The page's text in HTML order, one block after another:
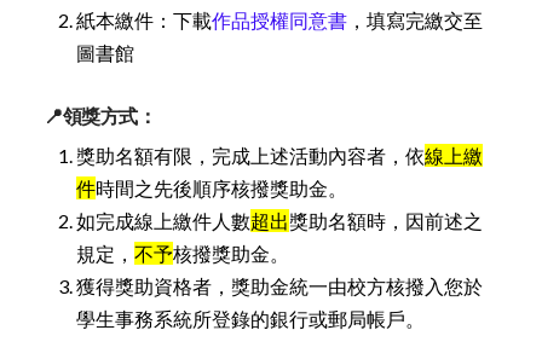
紙本繳件：下載作品授權同意書，填寫完繳交至
圖書館
📍領獎方式：
獎助名額有限，完成上述活動內容者，依線上繳
件時間之先後順序核撥獎助金。
如完成線上繳件人數超出獎助名額時，因前述之
規定， 不予核撥獎助金。
獲得獎助資格者，獎助金統一由校方核撥入您於
學生事務系統所登錄的銀行或郵局帳戶。